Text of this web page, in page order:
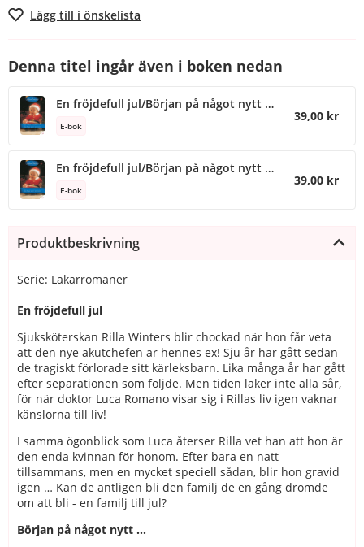
Lägg till i önskelista
Denna titel ingår även i boken nedan
En fröjdefull jul/Början på något nytt …
E-bok
39,00 kr
En fröjdefull jul/Början på något nytt …
E-bok
39,00 kr
Produktbeskrivning
Serie: Läkarromaner
En fröjdefull jul
Sjuksköterskan Rilla Winters blir chockad när hon får veta
att den nye akutchefen är hennes ex! Sju år har gått sedan
de tragiskt förlorade sitt kärleksbarn. Lika många år har gått
efter separationen som följde. Men tiden läker inte alla sår,
för när doktor Luca Romano visar sig i Rillas liv igen vaknar
känslorna till liv!
I samma ögonblick som Luca återser Rilla vet han att hon är
den enda kvinnan för honom. Efter bara en natt
tillsammans, men en mycket speciell sådan, blir hon gravid
igen … Kan de äntligen bli den familj de en gång drömde
om att bli - en familj till jul?
Början på något nytt …